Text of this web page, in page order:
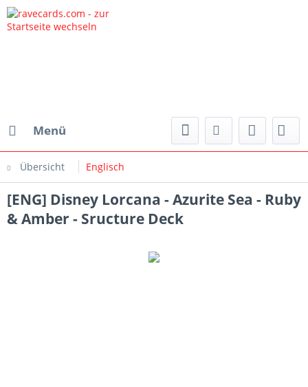
Menü
Übersicht Englisch
[ENG] Disney Lorcana - Azurite Sea - Ruby
& Amber - Sructure Deck